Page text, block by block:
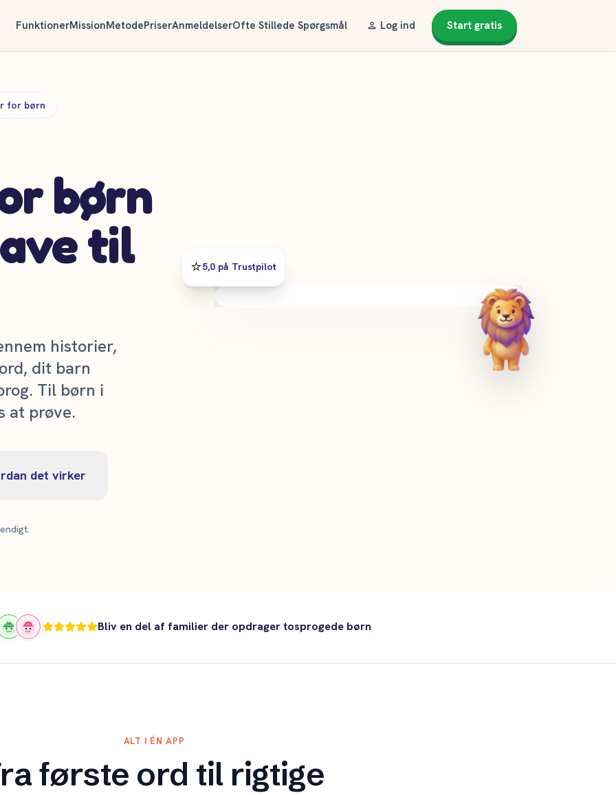
FunktionerMissionMetodePriserAnmeldelserOfte Stillede Spørgsmål Log ind Start gratis
for børn
børn
til
historier,
dit barn
Til børn i
at prøve.
det virker
⭐️5,0 på Trustpilot
Bliv en del af familier der opdrager tosprogede børn
ALT I ÉN APP
første ord til rigtige